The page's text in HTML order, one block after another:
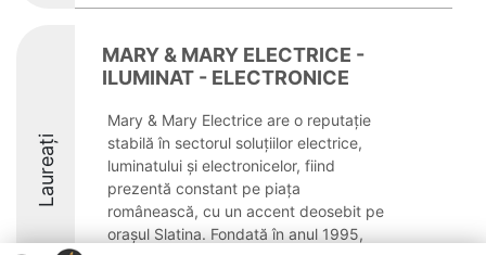
Laureați
MARY & MARY ELECTRICE -
ILUMINAT - ELECTRONICE
Mary & Mary Electrice are o reputație
stabilă în sectorul soluțiilor electrice,
luminatului și electronicelor, fiind
prezentă constant pe piața
românească, cu un accent deosebit pe
orașul Slatina. Fondată în anul 1995,